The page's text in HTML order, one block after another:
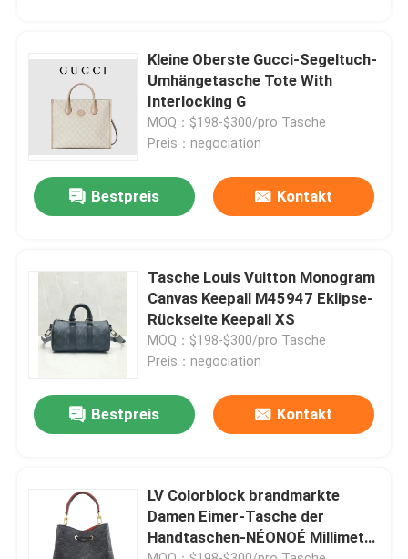
Produkte
Videos
Über uns
Qualitätskontrolle
Nachrichten
Blog
Kleine Oberste Gucci-Segeltuch-
Umhängetasche Tote With
Interlocking G
MOQ：$198-$300/pro Tasche
Preis：negociation
Bestpreis Kontakt
Tasche Louis Vuitton Monogram
Canvas Keepall M45947 Eklipse-
Rückseite Keepall XS
MOQ：$198-$300/pro Tasche
Preis：negociation
Bestpreis Kontakt
LV Colorblock brandmarkte
Damen Eimer-Tasche der
Handtaschen-NÉONOÉ Millimeter